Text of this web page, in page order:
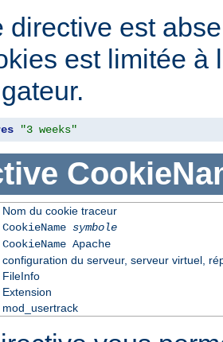
directive est
est limitée à
"3 weeks"
Nom du cookie traceur
CookieName symbole
CookieName Apache
configuration du serveur, serveur virtuel,
FileInfo
Extension
mod_usertrack